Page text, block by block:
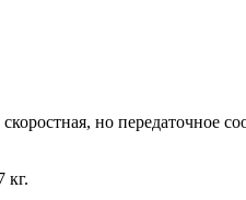
но передаточное
кг.